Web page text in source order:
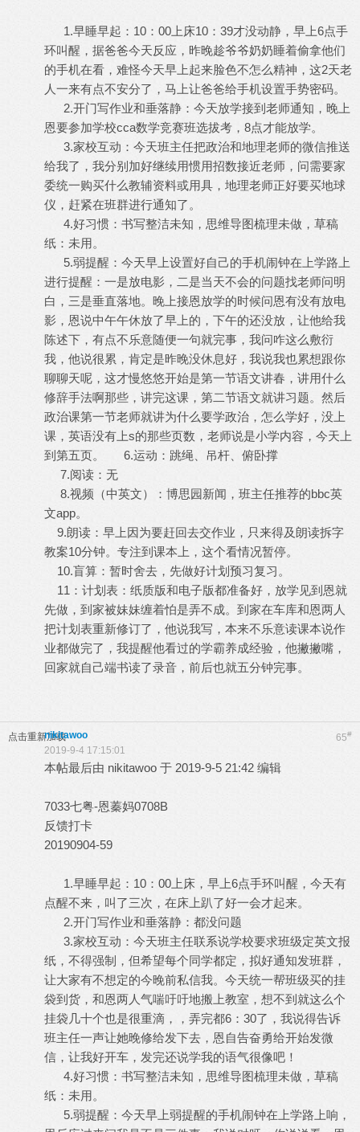
1.早睡早起：10：00上床10：39才没动静，早上6点手
环叫醒，据爸爸今天反应，昨晚趁爷爷奶奶睡着偷拿他们
的手机在看，难怪今天早上起来脸色不怎么精神，这2天老
人一来有点不安分了，马上让爸爸给手机设置手势密码。
2.开门写作业和垂落静：今天放学接到老师通知，晚上
恩要参加学校cca数学竞赛班选拔考，8点才能放学。
3.家校互动：今天班主任把政治和地理老师的微信推送
给我了，我分别加好继续用惯用招数接近老师，问需要家
委统一购买什么教辅资料或用具，地理老师正好要买地球
仪，赶紧在班群进行通知了。
4.好习惯：书写整洁未知，思维导图梳理未做，草稿
纸：未用。
5.弱提醒：今天早上设置好自己的手机闹钟在上学路上
进行提醒：一是放电影，二是当天不会的问题找老师问明
白，三是垂直落地。晚上接恩放学的时候问恩有没有放电
影，恩说中午午休放了早上的，下午的还没放，让他给我
陈述下，有点不乐意随便一句就完事，我问咋这么敷衍
我，他说很累，肯定是昨晚没休息好，我说我也累想跟你
聊聊天呢，这才慢悠悠开始是第一节语文讲春，讲用什么
修辞手法啊那些，讲完这课，第二节语文就讲习题。然后
政治课第一节老师就讲为什么要学政治，怎么学好，没上
课，英语没有上s的那些页数，老师说是小学内容，今天上
到第五页。 6.运动：跳绳、吊杆、俯卧撑
7.阅读：无
8.视频（中英文）：博思园新闻，班主任推荐的bbc英
文app。
9.朗读：早上因为要赶回去交作业，只来得及朗读拆字
教案10分钟。专注到课本上，这个看情况暂停。
10.盲算：暂时舍去，先做好计划预习复习。
11：计划表：纸质版和电子版都准备好，放学见到恩就
先做，到家被妹妹缠着怕是弄不成。到家在车库和恩两人
把计划表重新修订了，他说我写，本来不乐意读课本说作
业都做完了，我提醒他看过的学霸养成经验，他撇撇嘴，
回家就自己端书读了录音，前后也就五分钟完事。
点击重新加载 65#
nikitawoo
2019-9-4 17:15:01
本帖最后由 nikitawoo 于 2019-9-5 21:42 编辑
7033七粤-恩蓁妈0708B
反馈打卡
20190904-59
1.早睡早起：10：00上床，早上6点手环叫醒，今天有
点醒不来，叫了三次，在床上趴了好一会才起来。
2.开门写作业和垂落静：都没问题
3.家校互动：今天班主任联系说学校要求班级定英文报
纸，不得强制，但希望每个同学都定，拟好通知发班群，
让大家有不想定的今晚前私信我。今天统一帮班级买的挂
袋到货，和恩两人气喘吁吁地搬上教室，想不到就这么个
挂袋几十个也是很重滴，，弄完都6：30了，我说得告诉
班主任一声让她晚修给发下去，恩自告奋勇给开始发微
信，让我好开车，发完还说学我的语气很像吧！
4.好习惯：书写整洁未知，思维导图梳理未做，草稿
纸：未用。
5.弱提醒：今天早上弱提醒的手机闹钟在上学路上响，